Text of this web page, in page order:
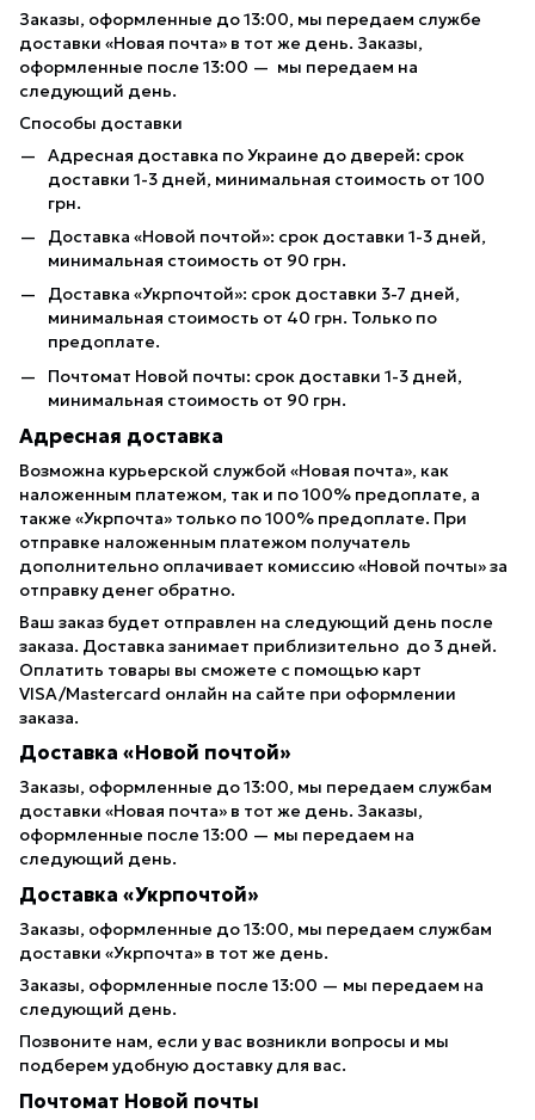
Заказы, оформленные до 13:00, мы передаем службе
доставки «Новая почта» в тот же день. Заказы,
оформленные после 13:00 — мы передаем на
следующий день.
Способы доставки
Адресная доставка по Украине до дверей: срок
доставки 1-3 дней, минимальная стоимость от 100
грн.
Доставка «Новой почтой»: срок доставки 1-3 дней,
минимальная стоимость от 90 грн.
Доставка «Укрпочтой»: срок доставки 3-7 дней,
минимальная стоимость от 40 грн. Только по
предоплате.
Почтомат Новой почты: срок доставки 1-3 дней,
минимальная стоимость от 90 грн.
Адресная доставка
Возможна курьерской службой «Новая почта», как
наложенным платежом, так и по 100% предоплате, а
также «Укрпочта» только по 100% предоплате. При
отправке наложенным платежом получатель
дополнительно оплачивает комиссию «Новой почты» за
отправку денег обратно.
Ваш заказ будет отправлен на следующий день после
заказа. Доставка занимает приблизительно до 3 дней.
Оплатить товары вы сможете с помощью карт
VISA/Mastercard онлайн на сайте при оформлении
заказа.
Доставка «Новой почтой»
Заказы, оформленные до 13:00, мы передаем службам
доставки «Новая почта» в тот же день. Заказы,
оформленные после 13:00 — мы передаем на
следующий день.
Доставка «Укрпочтой»
Заказы, оформленные до 13:00, мы передаем службам
доставки «Укрпочта» в тот же день.
Заказы, оформленные после 13:00 — мы передаем на
следующий день.
Позвоните нам, если у вас возникли вопросы и мы
подберем удобную доставку для вас.
Почтомат Новой почты